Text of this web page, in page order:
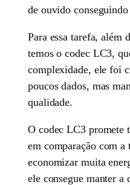
de ouvido
Para essa tarefa,
temos o codec LC3,
complexidade, ele foi
poucos dados, mas
qualidade.
O codec LC3 promete
em comparação com
economizar muita
ele consegue manter a